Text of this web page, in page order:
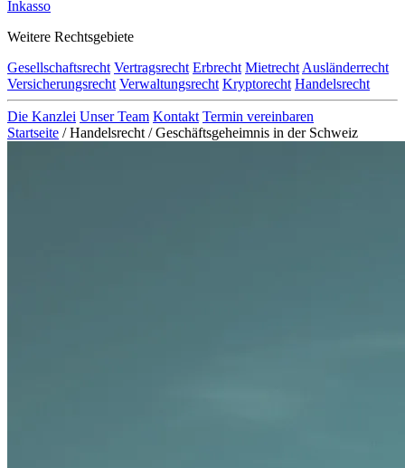
Inkasso
Weitere Rechtsgebiete
Gesellschaftsrecht Vertragsrecht Erbrecht Mietrecht Ausländerrecht
Versicherungsrecht Verwaltungsrecht Kryptorecht Handelsrecht
Die Kanzlei Unser Team Kontakt Termin vereinbaren
Startseite / Handelsrecht / Geschäftsgeheimnis in der Schweiz